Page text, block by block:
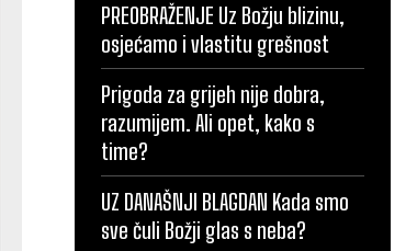
PREOBRAŽENJE Uz Božju blizinu,
osjećamo i vlastitu grešnost
Prigoda za grijeh nije dobra,
razumijem. Ali opet, kako s
time?
UZ DANAŠNJI BLAGDAN Kada smo
sve čuli Božji glas s neba?